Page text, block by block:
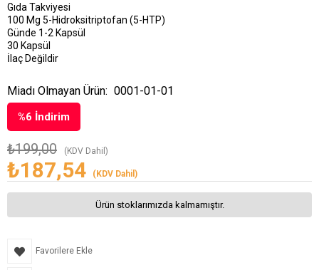
Gıda Takviyesi
100 Mg 5-Hidroksitriptofan (5-HTP)
Günde 1-2 Kapsül
30 Kapsül
İlaç Değildir
%6 İndirim
₺199,00 (KDV Dahil)
₺187,54 (KDV Dahil)
Miadı Olmayan Ürün: 0001-01-01
Ürün stoklarımızda kalmamıştır.
Favorilere Ekle